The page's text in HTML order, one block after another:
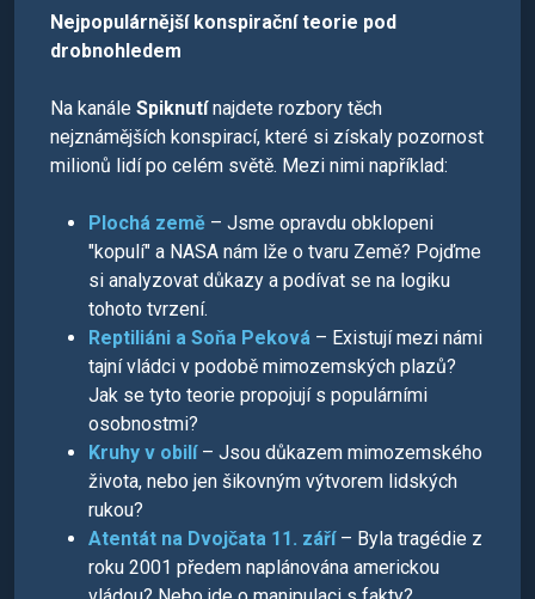
Nejpopulárnější konspirační teorie pod
drobnohledem
Na kanále Spiknutínajdete rozbory těch
nejznámějších konspirací, které si získaly pozornost
milionů lidí po celém světě. Mezi nimi například:
Plochá země – Jsme opravdu obklopeni
"kopulí" a NASA nám lže o tvaru Země? Pojďme
si analyzovat důkazy a podívat se na logiku
tohoto tvrzení.
Reptiliáni a Soňa Peková – Existují mezi námi
tajní vládci v podobě mimozemských plazů?
Jak se tyto teorie propojují s populárními
osobnostmi?
Kruhy v obilí– Jsou důkazem mimozemského
života, nebo jen šikovným výtvorem lidských
rukou?
Atentát na Dvojčata 11. září– Byla tragédie z
roku 2001 předem naplánována americkou